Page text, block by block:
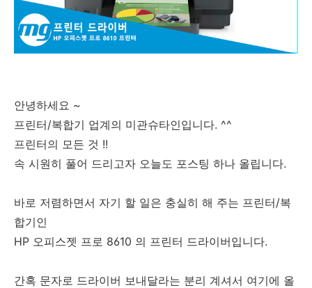
안녕하세요 ~
프린터/복합기 업계의 미관슈타인입니다. ^^
프린터의 모든 것 !!
속 시원히 풀어 드리고자 오늘도 포스팅 하나 올립니다.
바로 저렴하면서 자기 할 일은 충실히 해 주는 프린터/복
합기인
HP 오피스젯 프로 8610 의 프린터 드라이버입니다.
간혹 문자로 드라이버 보내달라는 분리 계셔서 여기에 올